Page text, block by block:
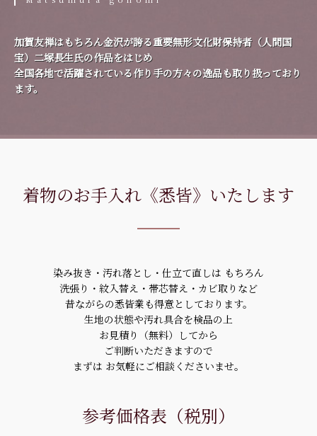
加賀友禅はもちろん金沢が誇る重要無形文化財保持者（人間国
宝）二塚長生氏の作品をはじめ
全国各地で活躍されている作り手の方々の逸品も取り扱っており
ます。
着物のお手入れ《悉皆》いたします
染み抜き・汚れ落とし・仕立て直しは もちろん
洗張り・紋入替え・帯芯替え・カビ取りなど
昔ながらの悉皆業も得意としております。
生地の状態や汚れ具合を検品の上
お見積り（無料）してから
ご判断いただきますので
まずは お気軽にご相談くださいませ。
参考価格表（税別）